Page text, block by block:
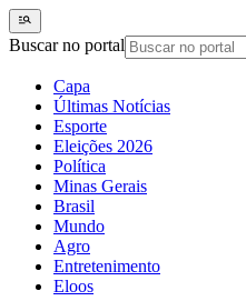
Buscar no portal
Capa
Últimas Notícias
Esporte
Eleições 2026
Política
Minas Gerais
Brasil
Mundo
Agro
Entretenimento
Eloos